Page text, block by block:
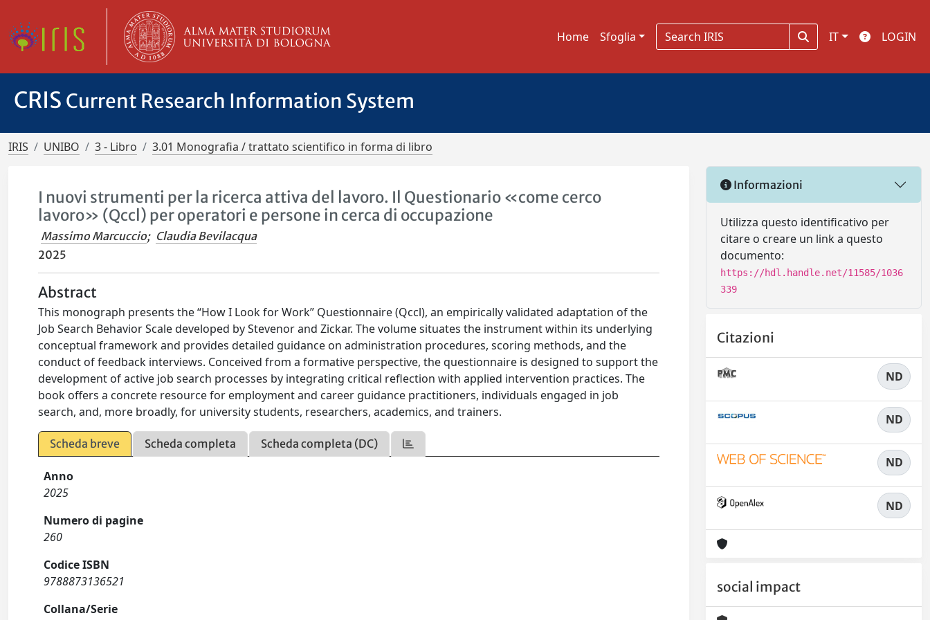
Home Sfoglia IT LOGIN
CRIS Current Research Information System
IRIS UNIBO 3 - Libro 3.01 Monografia / trattato scientifico in forma di libro
I nuovi strumenti per la ricerca attiva del lavoro. Il Questionario «come cerco
lavoro» (Qccl) per operatori e persone in cerca di occupazione
Massimo Marcuccio; Claudia Bevilacqua
2025
Abstract
This monograph presents the “How I Look for Work” Questionnaire (Qccl), an empirically validated adaptation of the
Job Search Behavior Scale developed by Stevenor and Zickar. The volume situates the instrument within its underlying
conceptual framework and provides detailed guidance on administration procedures, scoring methods, and the
conduct of feedback interviews. Conceived from a formative perspective, the questionnaire is designed to support the
development of active job search processes by integrating critical reflection with applied intervention practices. The
book offers a concrete resource for employment and career guidance practitioners, individuals engaged in job
search, and, more broadly, for university students, researchers, academics, and trainers.
Scheda breve Scheda completa Scheda completa (DC)
Anno
2025
Numero di pagine
260
Codice ISBN
9788873136521
Collana/Serie
Informazioni
Utilizza questo identificativo per
citare o creare un link a questo
documento:
https://hdl.handle.net/11585/1036
339
Citazioni
ND
ND
ND
ND
social impact